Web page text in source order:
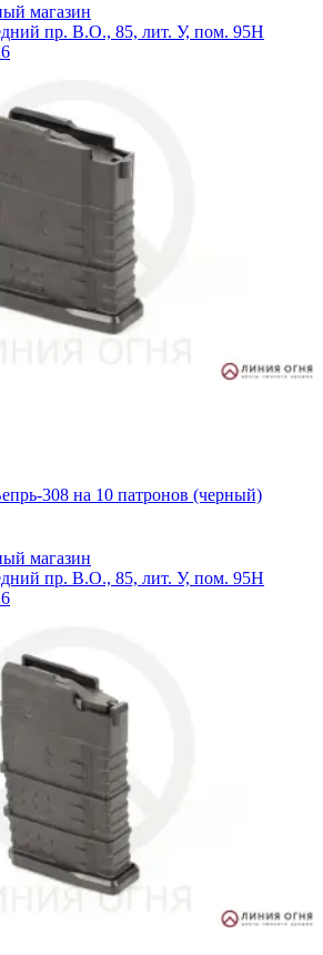
магазин
пр. В.О., 85, лит. У, пом. 95Н
308 на 10 патронов (черный)
магазин
пр. В.О., 85, лит. У, пом. 95Н